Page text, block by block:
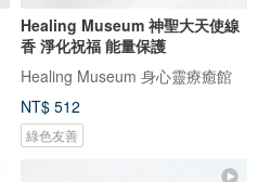
Healing Museum 神聖大天使線
香 淨化祝福 能量保護
Healing Museum 身心靈療癒館
NT$ 512
綠色友善